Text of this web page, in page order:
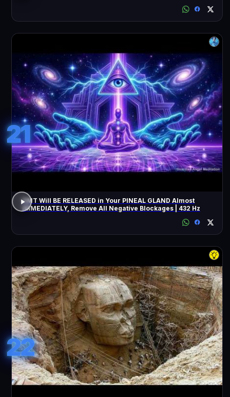
21
DMT Will BE RELEASED in Your PINEAL GLAND Almost
IMMEDIATELY, Remove All Negative Blockages | 432 Hz
22